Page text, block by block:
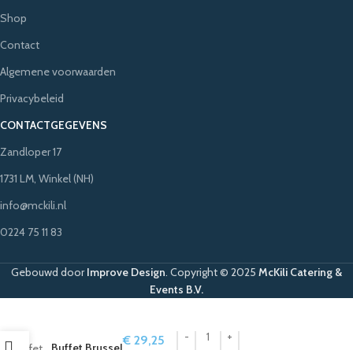
Shop
Contact
Algemene voorwaarden
Privacybeleid
CONTACTGEGEVENS
Zandloper 17
1731 LM, Winkel (NH)
info@mckili.nl
0224 75 11 83
Gebouwd doorImprove Design. Copyright © 2025 McKili Catering &
Events B.V.
€ 29,25